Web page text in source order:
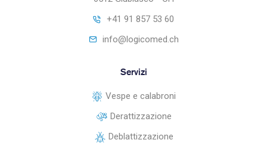
+41 91 857 53 60
info@logicomed.ch
Servizi
Vespe e calabroni
Derattizzazione
Deblattizzazione